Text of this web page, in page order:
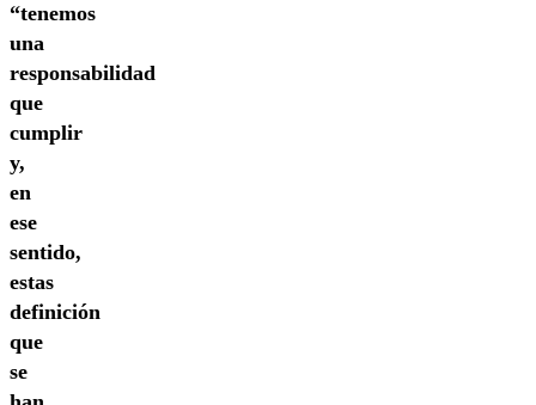
“tenemos
una
responsabilidad
que
cumplir
y,
en
ese
sentido,
estas
definición
que
se